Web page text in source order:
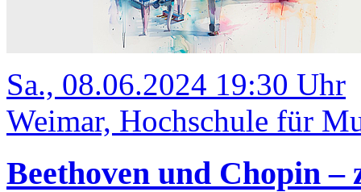
Sa., 08.06.2024 19:30 Uhr
Weimar, Hochschule für
Beethoven und Chopin